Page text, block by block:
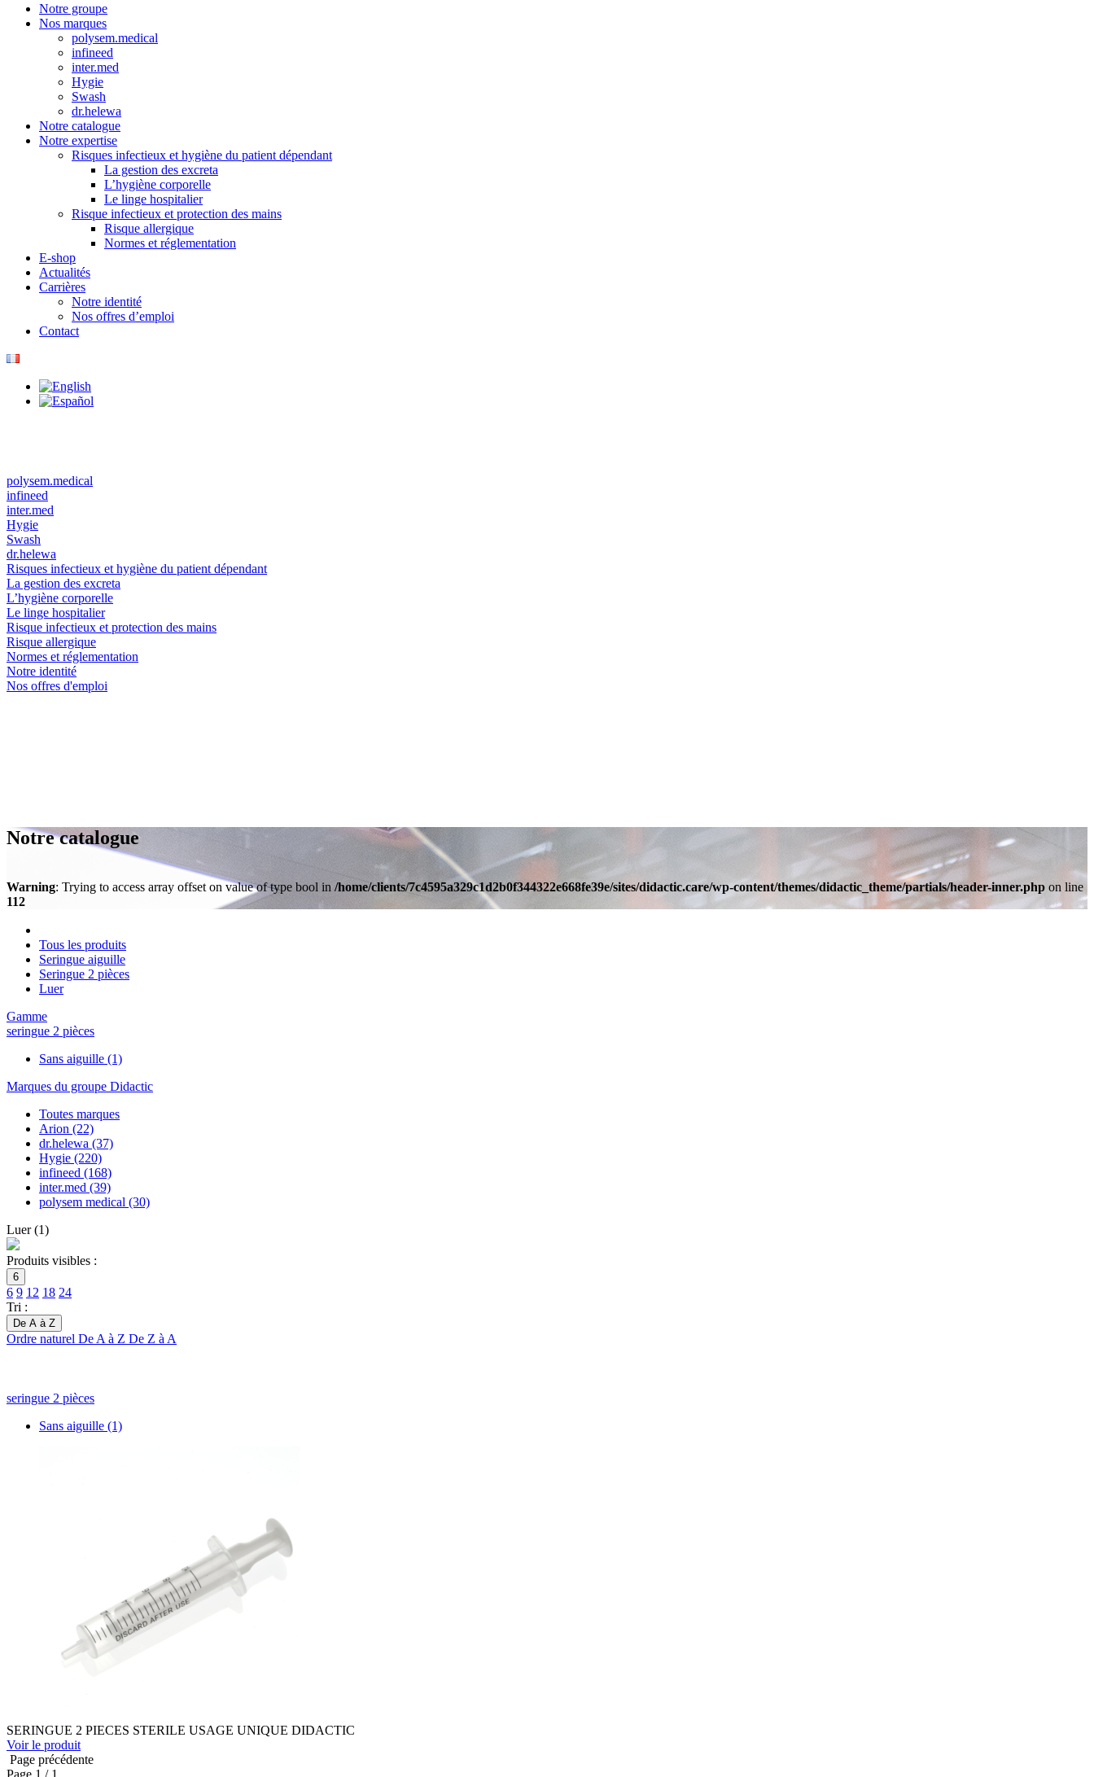
Notre groupe
Nos marques
polysem.medical
infineed
inter.med
Hygie
Swash
dr.helewa
Notre catalogue
Notre expertise
Risques infectieux et hygiène du patient dépendant
La gestion des excreta
L’hygiène corporelle
Le linge hospitalier
Risque infectieux et protection des mains
Risque allergique
Normes et réglementation
E-shop
Actualités
Carrières
Notre identité
Nos offres d’emploi
Contact
polysem.medical
infineed
inter.med
Hygie
Swash
dr.helewa
Risques infectieux et hygiène du patient dépendant
La gestion des excreta
L’hygiène corporelle
Le linge hospitalier
Risque infectieux et protection des mains
Risque allergique
Normes et réglementation
Notre identité
Nos offres d'emploi
Notre catalogue
Warning: Trying to access array offset on value of type bool in /home/clients/7c4595a329c1d2b0f344322e668fe39e/sites/didactic.care/wp-content/themes/didactic_theme/partials/header-inner.php on line
112
Tous les produits
Seringue aiguille
Seringue 2 pièces
Luer
Gamme
seringue 2 pièces
Sans aiguille (1)
Marques du groupe Didactic
Toutes marques
Arion (22)
dr.helewa (37)
Hygie (220)
infineed (168)
inter.med (39)
polysem medical (30)
Luer(1)
Produits visibles :
6
6 9 12 18 24
Tri :
De A à Z
Ordre naturel De A à Z De Z à A
seringue 2 pièces
Sans aiguille (1)
SERINGUE 2 PIECES STERILE USAGE UNIQUE DIDACTIC
Voir le produit
Page précédente
Page 1 / 1